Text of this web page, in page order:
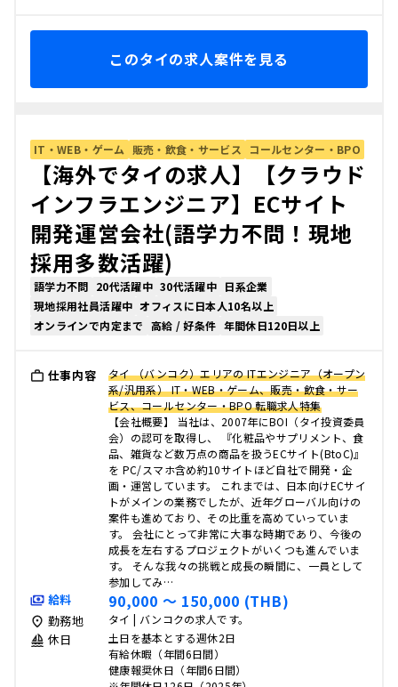
このタイの求人案件を見る
IT・WEB・ゲーム 販売・飲食・サービス コールセンター・BPO
【海外でタイの求人】【クラウド
インフラエンジニア】ECサイト
開発運営会社(語学力不問！現地
採用多数活躍)
語学力不問 20代活躍中 30代活躍中 日系企業
現地採用社員活躍中 オフィスに日本人10名以上
オンラインで内定まで 高給 / 好条件 年間休日120日以上
仕事内容
タイ （バンコク）エリアの ITエンジニア（オープン
系/汎用系） IT・WEB・ゲーム、販売・飲食・サー
ビス、コールセンター・BPO 転職求人特集
【会社概要】 当社は、2007年にBOI（タイ投資委員
会）の認可を取得し、 『化粧品やサプリメント、食
品、雑貨など数万点の商品を扱うECサイト(BtoC)』
を PC/スマホ含め約10サイトほど自社で開発・企
画・運営しています。 これまでは、日本向けECサイ
トがメインの業務でしたが、近年グローバル向けの
案件も進めており、その比重を高めていっていま
す。 会社にとって非常に大事な時期であり、今後の
成長を左右するプロジェクトがいくつも進んでいま
す。 そんな我々の挑戦と成長の瞬間に、一員として
参加してみ…
給料 90,000 〜 150,000 (THB)
勤務地 タイ | バンコクの求人です。
休日
土日を基本とする週休2日
有給休暇（年間6日間）
健康報奨休日（年間6日間）